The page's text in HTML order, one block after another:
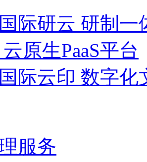
际研云 研制
原生PaaS平台
际云印 数字化
服务